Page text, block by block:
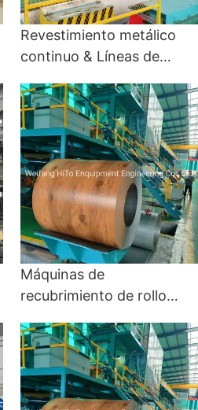
Revestimiento metálico
continuo & Líneas de
recuperación de color y
línea de recubrimiento de
color
Máquinas de
recubrimiento de rollo
de limpieza de
tiras/Sistemas de
calefacción y enfriamiento
de tiras/Laminador para